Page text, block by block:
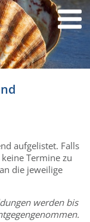
aufgelistet. Falls
Termine zu
die jeweilige
werden bis